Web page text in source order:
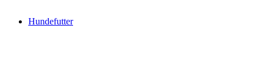
Hundefutter